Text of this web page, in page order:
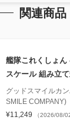
関連商品
艦隊これくしょん
スケール 組み立
グッドスマイルカ
SMILE COMPANY)
¥11,249
（2026/08/